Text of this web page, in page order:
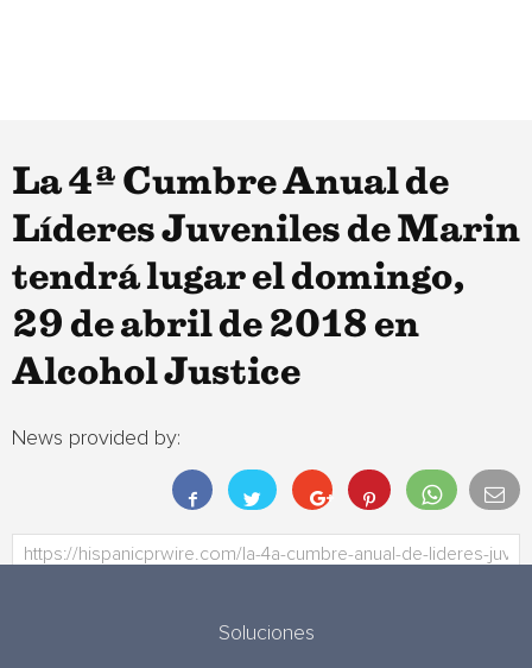
La 4ª Cumbre Anual de
Líderes Juveniles de Marin
tendrá lugar el domingo,
29 de abril de 2018 en
Alcohol Justice
News provided by:
Soluciones